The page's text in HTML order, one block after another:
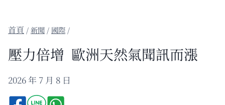
/新聞 / 國際 /
壓力倍增 歐洲天然氣聞訊而漲
2026 年 7 月 8 日